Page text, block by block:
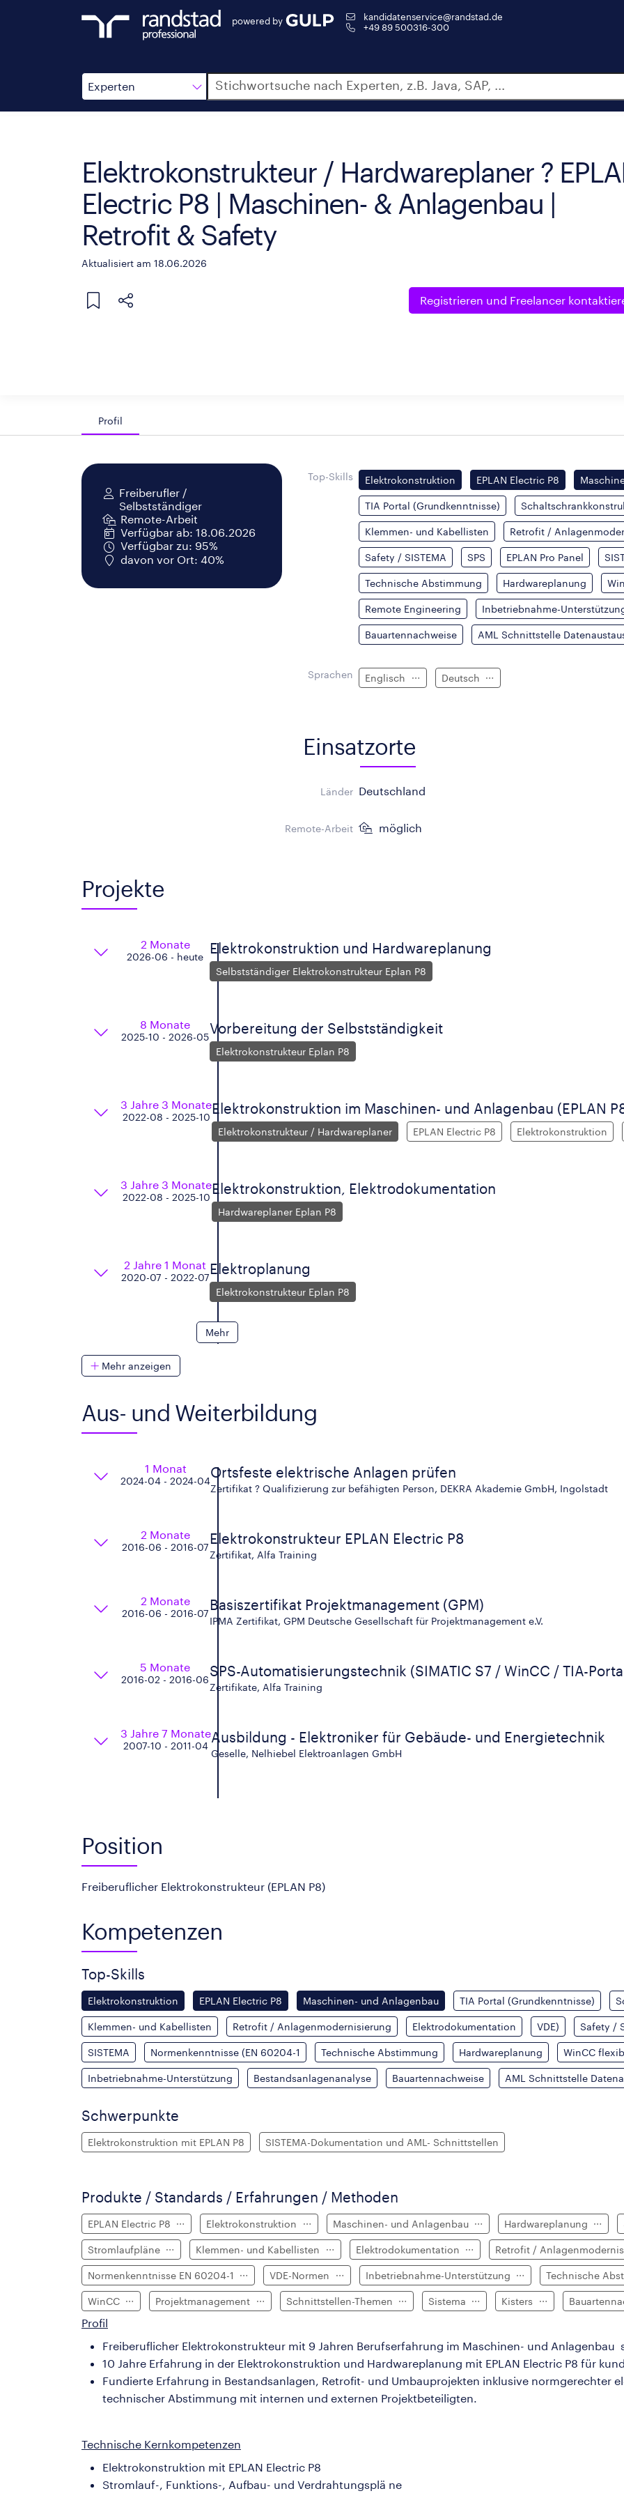
powered by
kandidatenservice@randstad.de
+49 89 500316-300
Experten
Suche
Elektrokonstrukteur / Hardwareplaner ?
Electric P8 | Maschinen- & Anlagenbau |
Retrofit & Safety
Aktualisiert am 18.06.2026
Registrieren und Freelancer
Profil
Freiberufler /
Selbstständiger
Remote-Arbeit
Verfügbar ab: 18.06.2026
Verfügbar zu: 95%
davon vor Ort: 40%
Top-Skills Elektrokonstruktion EPLAN Electric P8
TIA Portal (Grundkenntnisse)
Klemmen- und Kabellisten Retrofit /
Safety / SISTEMA SPS EPLAN Pro Panel
Technische Abstimmung Hardwareplanung
Remote Engineering Inbetriebnahme-
Bauartennachweise AML Schnittstelle
Sprachen Englisch Deutsch
Einsatzorte
Länder Deutschland
Remote-Arbeit möglich
Projekte
2 Monate
2026-06 - heute
Elektrokonstruktion und Hardwareplanung
Selbstständiger Elektrokonstrukteur Eplan P8
8 Monate
2025-10 - 2026-05
Vorbereitung der Selbstständigkeit
Elektrokonstrukteur Eplan P8
3 Jahre 3 Monate
2022-08 - 2025-10
Elektrokonstruktion im Maschinen- und Anlagenbau (EPLAN
Elektrokonstrukteur / Hardwareplaner EPLAN Electric P8 Elektrokonstruktion
3 Jahre 3 Monate
2022-08 - 2025-10
Elektrokonstruktion, Elektrodokumentation
Hardwareplaner Eplan P8
2 Jahre 1 Monat
2020-07 - 2022-07
Elektroplanung
Elektrokonstrukteur Eplan P8
Mehr
Mehr anzeigen
Aus- und Weiterbildung
1 Monat
2024-04 - 2024-04
Ortsfeste elektrische Anlagen prüfen
Zertifikat ? Qualifizierung zur befähigten Person, DEKRA Akademie GmbH, Ingolstadt
2 Monate
2016-06 - 2016-07
Elektrokonstrukteur EPLAN Electric P8
Zertifikat, Alfa Training
2 Monate
2016-06 - 2016-07
Basiszertifikat Projektmanagement (GPM)
IPMA Zertifikat, GPM Deutsche Gesellschaft für Projektmanagement e.V.
5 Monate
2016-02 - 2016-06
SPS-Automatisierungstechnik (SIMATIC S7 / WinCC / TIA-
Zertifikate, Alfa Training
3 Jahre 7 Monate
2007-10 - 2011-04
Ausbildung - Elektroniker für Gebäude- und Energietechnik
Geselle, Nelhiebel Elektroanlagen GmbH
Position
Freiberuflicher Elektrokonstrukteur (EPLAN P8)
Kompetenzen
Top-Skills
Elektrokonstruktion EPLAN Electric P8 Maschinen- und Anlagenbau TIA Portal (Grundkenntnisse)
Klemmen- und Kabellisten Retrofit / Anlagenmodernisierung Elektrodokumentation VDE) Safety /
SISTEMA Normenkenntnisse (EN 60204-1 Technische Abstimmung Hardwareplanung WinCC
Inbetriebnahme-Unterstützung Bestandsanlagenanalyse Bauartennachweise AML Schnittstelle
Schwerpunkte
Elektrokonstruktion mit EPLAN P8 SISTEMA-Dokumentation und AML- Schnittstellen
Produkte / Standards / Erfahrungen / Methoden
EPLAN Electric P8 Elektrokonstruktion Maschinen- und Anlagenbau Hardwareplanung
Stromlaufpläne Klemmen- und Kabellisten Elektrodokumentation Retrofit /
Normenkenntnisse EN 60204-1 VDE-Normen Inbetriebnahme-Unterstützung Technische
WinCC Projektmanagement Schnittstellen-Themen Sistema Kisters
Profil
Freiberuflicher Elektrokonstrukteur mit 9 Jahren Berufserfahrung im Maschinen- und Anlagenbau
10 Jahre Erfahrung in der Elektrokonstruktion und Hardwareplanung mit EPLAN Electric P8 für
Fundierte Erfahrung in Bestandsanlagen, Retrofit- und Umbauprojekten inklusive normgerechter
technischer Abstimmung mit internen und externen Projektbeteiligten.
Technische Kernkompetenzen
Elektrokonstruktion mit EPLAN Electric P8
Stromlauf-, Funktions-, Aufbau- und Verdrahtungsplä ne